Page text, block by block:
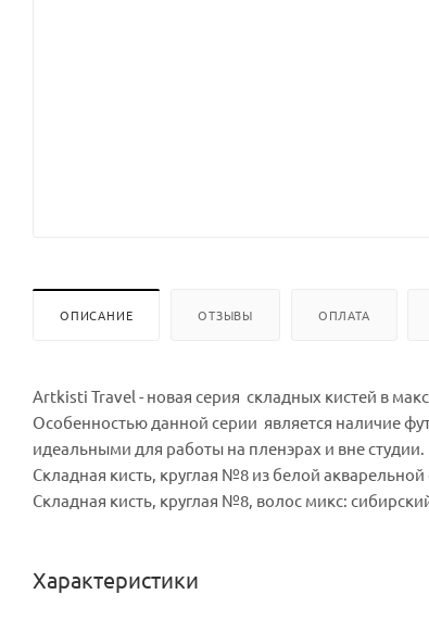
ОПИСАНИЕ ОТЗЫВЫ ОПЛАТА
Artkisti Travel - новая серия складных кистей в
Особенностью данной серии является наличие
идеальными для работы на пленэрах и вне студии.
Складная кисть, круглая №8 из белой акварельной
Складная кисть, круглая №8, волос микс:
Характеристики